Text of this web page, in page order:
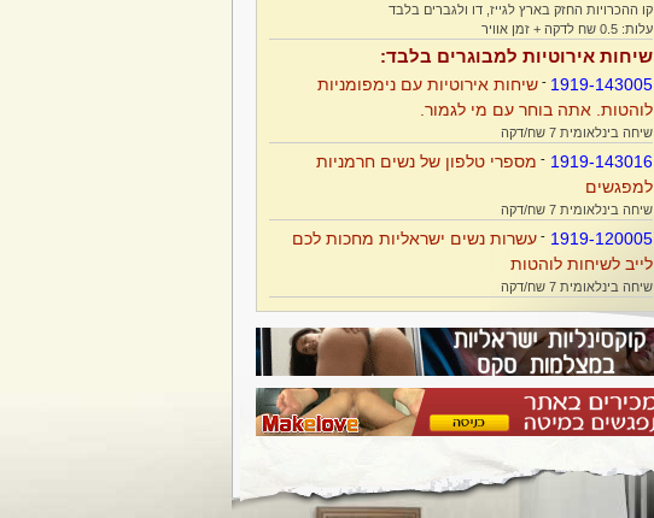
קו ההכרויות החזק בארץ לגייז, דו ולגברים בלבד
עלות: 0.5 שח לדקה + זמן אוויר
שיחות אירוטיות למבוגרים בלבד:
1919-143005
- שיחות אירוטיות עם נימפומניות
לוהטות. אתה בוחר עם מי לגמור.
שיחה בינלאומית 7 שח/דקה
1919-143016
- מספרי טלפון של נשים חרמניות
למפגשים
שיחה בינלאומית 7 שח/דקה
1919-120005
- עשרות נשים ישראליות מחכות לכם
לייב לשיחות לוהטות
שיחה בינלאומית 7 שח/דקה